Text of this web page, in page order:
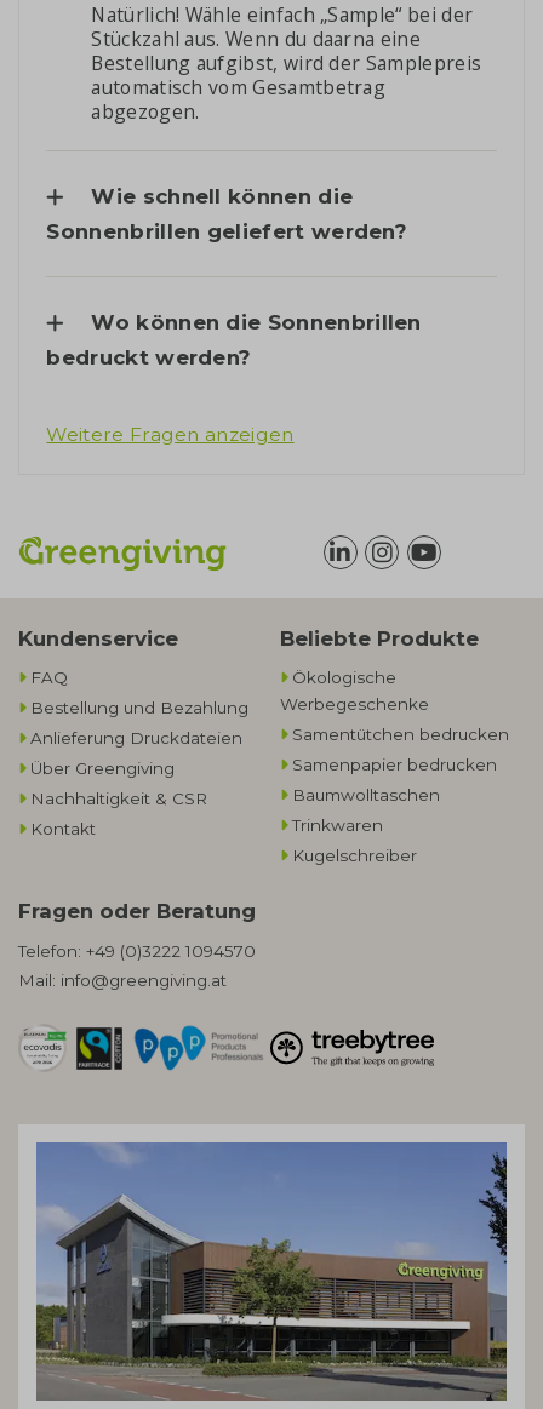
Natürlich! Wähle einfach „Sample“ bei der
Stückzahl aus. Wenn du daarna eine
Bestellung aufgibst, wird der Samplepreis
automatisch vom Gesamtbetrag
abgezogen.
Wie schnell können die
Sonnenbrillen geliefert werden?
Wo können die Sonnenbrillen
bedruckt werden?
Weitere Fragen anzeigen
Kundenservice
FAQ
Bestellung und Bezahlung
Anlieferung Druckdateien
Über Greengiving
Nachhaltigkeit & CSR
Kontakt
Beliebte Produkte
Ökologische
Werbegeschenke​
Samentütchen bedrucken
Samenpapier bedrucken
Baumwolltaschen​
Trinkwaren
Kugelschreiber
Fragen oder Beratung
Telefon: +49 (0)3222 1094570
Mail: info@greengiving.at